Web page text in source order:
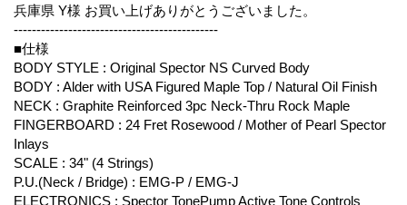
兵庫県 Y様 お買い上げありがとうございました。
---------------------------------------------
■仕様
BODY STYLE : Original Spector NS Curved Body
BODY : Alder with USA Figured Maple Top / Natural Oil Finish
NECK : Graphite Reinforced 3pc Neck-Thru Rock Maple
FINGERBOARD : 24 Fret Rosewood / Mother of Pearl Spector
Inlays
SCALE : 34" (4 Strings)
P.U.(Neck / Bridge) : EMG-P / EMG-J
ELECTRONICS : Spector TonePump Active Tone Controls